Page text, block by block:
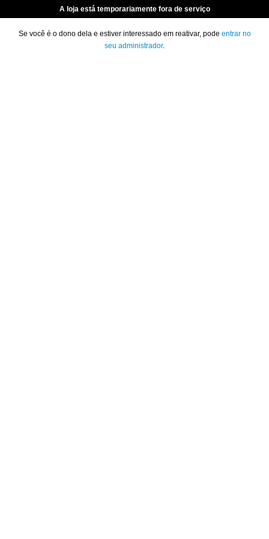
A loja está temporariamente fora de serviço
Se você é o dono dela e estiver interessado em reativar, pode entrar no
seu administrador.